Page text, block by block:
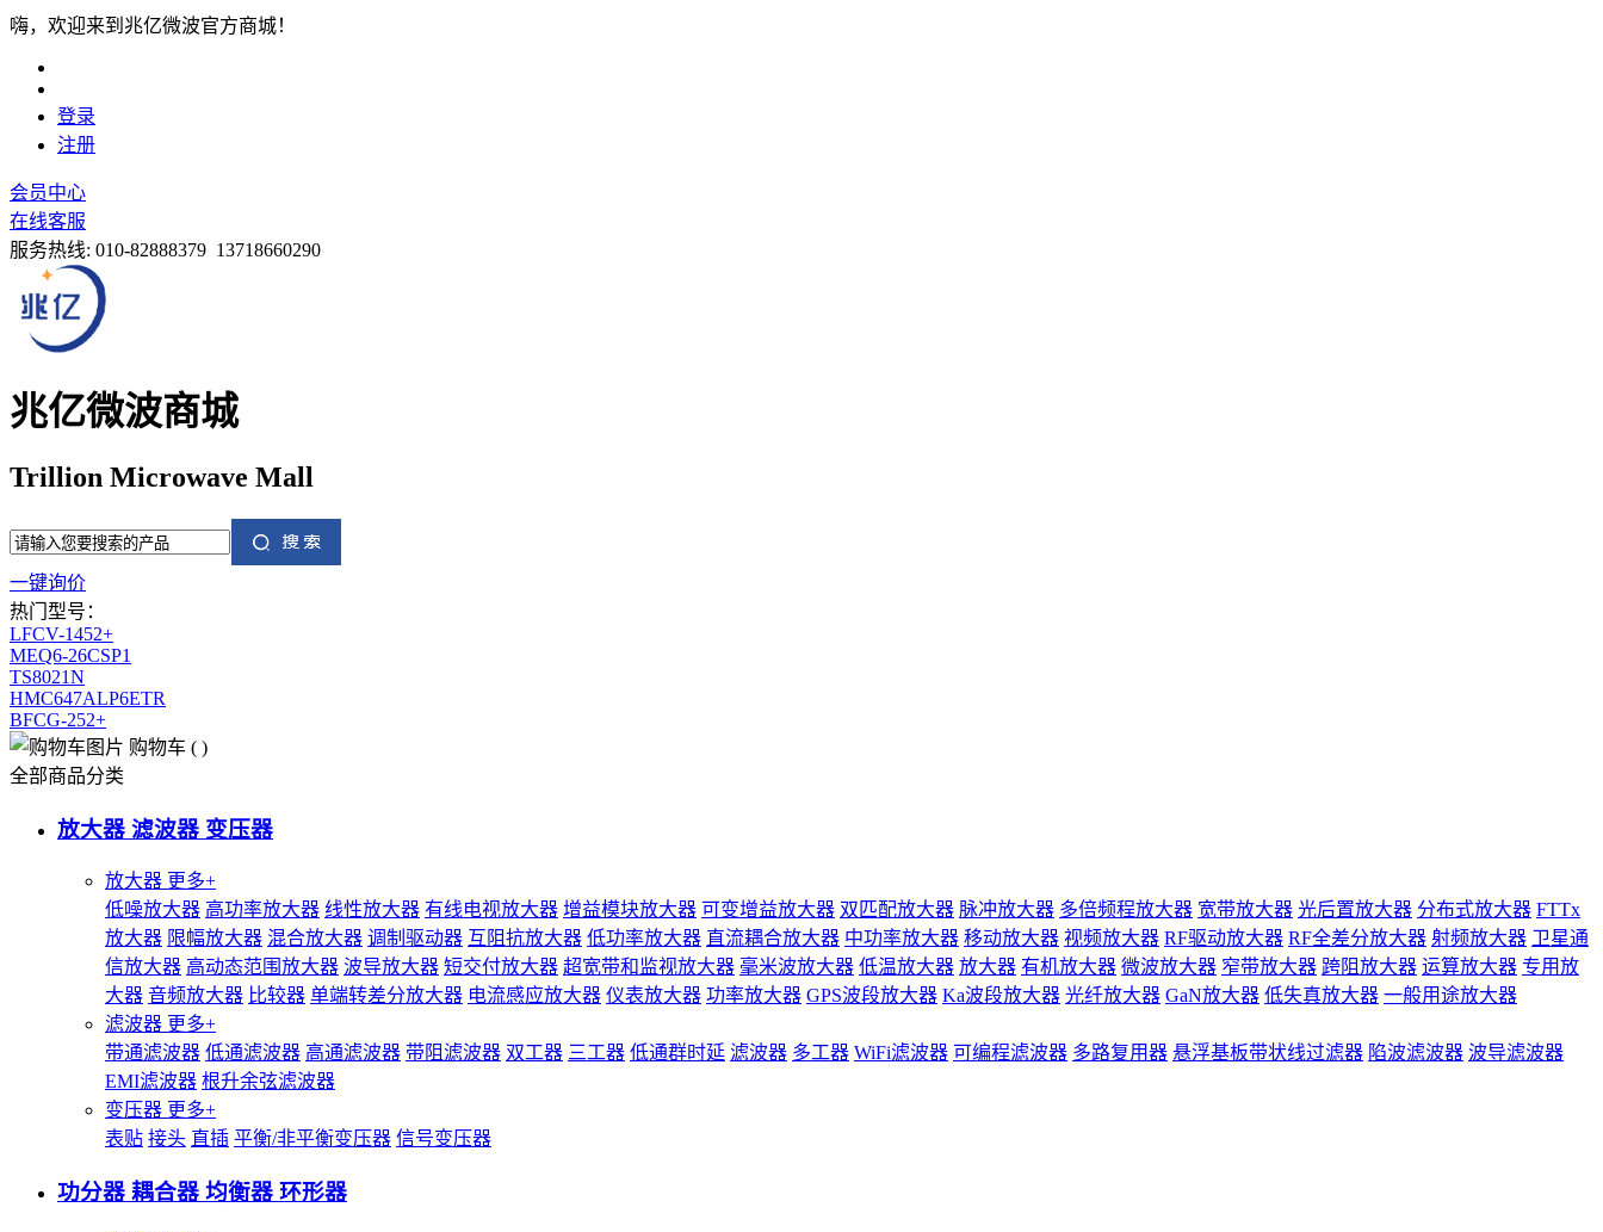
嗨，欢迎来到兆亿微波官方商城！
登录
注册
会员中心
在线客服
服务热线: 010-82888379 13718660290
兆亿微波商城
Trillion Microwave Mall
一键询价
热门型号：
LFCV-1452+
MEQ6-26CSP1
TS8021N
HMC647ALP6ETR
BFCG-252+
购物车 ( )
全部商品分类
放大器 滤波器 变压器
放大器 更多+
低噪放大器 高功率放大器 线性放大器 有线电视放大器 增益模块放大器 可变增益放大器 双匹配放大器 脉冲放大器 多倍频程放大器 宽带放大器 光后置放大器 分布式放大器 FTTx
放大器 限幅放大器 混合放大器 调制驱动器 互阻抗放大器 低功率放大器 直流耦合放大器 中功率放大器 移动放大器 视频放大器 RF驱动放大器 RF全差分放大器 射频放大器 卫星通
信放大器 高动态范围放大器 波导放大器 短交付放大器 超宽带和监视放大器 毫米波放大器 低温放大器 放大器 有机放大器 微波放大器 窄带放大器 跨阻放大器 运算放大器 专用放
大器 音频放大器 比较器 单端转差分放大器 电流感应放大器 仪表放大器 功率放大器 GPS波段放大器 Ka波段放大器 光纤放大器 GaN放大器 低失真放大器 一般用途放大器
滤波器 更多+
带通滤波器 低通滤波器 高通滤波器 带阻滤波器 双工器 三工器 低通群时延 滤波器 多工器 WiFi滤波器 可编程滤波器 多路复用器 悬浮基板带状线过滤器 陷波滤波器 波导滤波器
EMI滤波器 根升余弦滤波器
变压器 更多+
表贴 接头 直插 平衡/非平衡变压器 信号变压器
功分器 耦合器 均衡器 环形器